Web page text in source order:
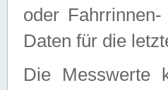
oder
Daten für die
Die Messwerte